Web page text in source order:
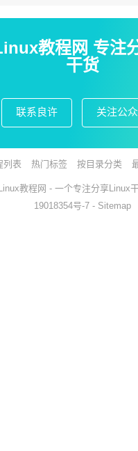
教程网 专注
干货
联系良许 关注公
列表 热门标签 按目录分类
教程网 - 一个专注分享Linux
19018354号-7 - Sitemap